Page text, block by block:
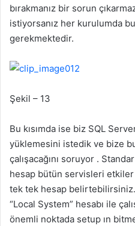
bırakmanız bir sorun
istiyorsanız her kurulumda
gerekmektedir.
Şekil – 13
Bu kısımda ise biz SQL
yüklemesini istedik ve bize
çalışacağını soruyor .
hesap bütün servisleri
tek tek hesap
“Local System” hesabı ile
önemli noktada setup ın